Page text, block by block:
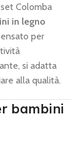
Colomba
in legno
per
si adatta
alla qualità.
bambini